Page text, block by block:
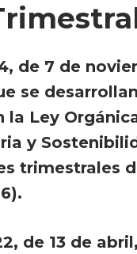
de 7 de
se
Ley
y
trimestrales
de 13 de